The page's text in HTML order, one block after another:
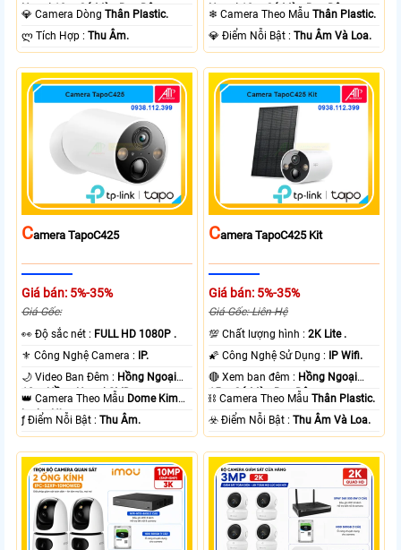
Ngoại 10m Có Màu Ban Ðêm.
💎 Camera DòngThân Plastic.
️ლ Tích Hợp :Thu Âm.
Ngoại 10m Có Màu Ban Ðêm.
❄ Camera Theo MẫuThân Plastic.
️💎 Điểm Nỗi Bật :Thu Âm Và Loa.
CAmera TapoC425
Giá bán: 5%-35%
Giá Gốc:
️👀 Độ sắc nét : FULL HD 1080P .
⚜️ Công Nghệ Camera : IP.
🌙 Video Ban Đêm : Hồng Ngoại
10m Hồng Ngoại SMD.
👑 Camera Theo Mẫu Dome Kim
loại + Nhựa.
️ƒ Điểm Nỗi Bật :Thu Âm.
CAmera TapoC425 Kit
Giá bán: 5%-35%
Giá Gốc: Liên Hệ
💯 Chất lượng hình :2K Lite .
🌠 Công Nghệ Sử Dụng : IP Wifi.
🔴 Xem ban đêm : Hồng Ngoại
15m Có Màu Ban Ðêm.
⛓ Camera Theo MẫuThân Plastic.
️☣️ Điểm Nỗi Bật :Thu Âm Và Loa.